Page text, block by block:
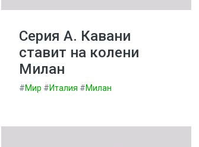
Серия А. Кавани
ставит на колени
Милан
#Мир #Италия #Милан